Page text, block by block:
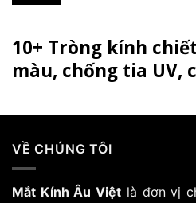
này
nhiều
thể.
tùy
thể
10+ Tròng kính
màu, chống tia UV,
VỀ CHÚNG TÔI
Mắt Kính Âu Việt là đơn vị